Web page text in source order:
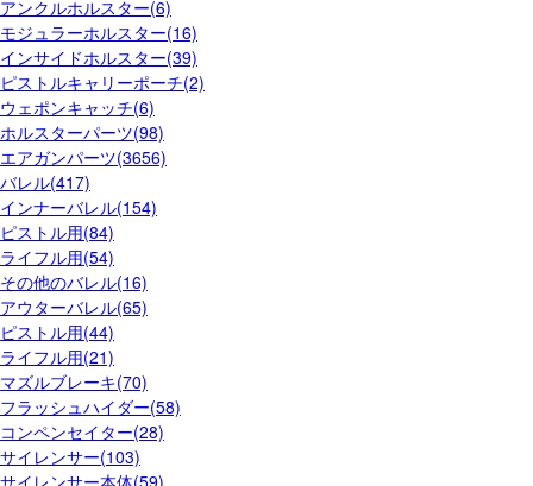
アンクルホルスター(6)
モジュラーホルスター(16)
インサイドホルスター(39)
ピストルキャリーポーチ(2)
ウェポンキャッチ(6)
ホルスターパーツ(98)
エアガンパーツ(3656)
バレル(417)
インナーバレル(154)
ピストル用(84)
ライフル用(54)
その他のバレル(16)
アウターバレル(65)
ピストル用(44)
ライフル用(21)
マズルブレーキ(70)
フラッシュハイダー(58)
コンペンセイター(28)
サイレンサー(103)
サイレンサー本体(59)